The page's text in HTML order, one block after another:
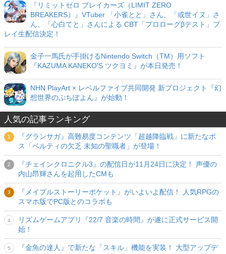
『リミットゼロ ブレイカーズ（LIMIT ZERO
BREAKERS）』VTuber 「小雀とと」さん、「或世イヌ」さ
ん、「心白てと」さんによる CBT「プロローグβテスト」プ
レイ生配信決定！
金子一馬氏が手掛けるNintendo Switch（TM）用ソフト
『KAZUMA KANEKO'S ツクヨミ』が本日発売！
NHN PlayArt × レベルファイブ共同開発 新プロジェクト『幻
想世界のぷちぽよん』が始動！
人気の記事ランキング
『グランサガ』高難易度コンテンツ「超越降臨戦」に新たなボ
ス「ベルティの欠乏 未知の聖職者」が登場！
『チェインクロニクル3』の配信日が11月24日に決定！ 声優の
内山昂輝さんを起用したCMも
『メイプルストーリーポケット』がいよいよ配信！ 人気RPGの
スマホ版でPC版とのコラボも
リズムゲームアプリ『22/7 音楽の時間』が遂に正式サービス開
始！
『金魚の達人』で新たな「スキル」機能を実装！ 大型アップデ